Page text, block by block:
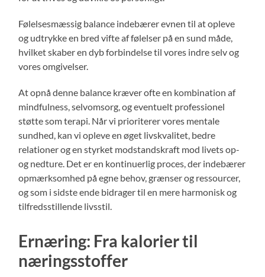
Følelsesmæssig balance indebærer evnen til at opleve
og udtrykke en bred vifte af følelser på en sund måde,
hvilket skaber en dyb forbindelse til vores indre selv og
vores omgivelser.
At opnå denne balance kræver ofte en kombination af
mindfulness, selvomsorg, og eventuelt professionel
støtte som terapi. Når vi prioriterer vores mentale
sundhed, kan vi opleve en øget livskvalitet, bedre
relationer og en styrket modstandskraft mod livets op-
og nedture. Det er en kontinuerlig proces, der indebærer
opmærksomhed på egne behov, grænser og ressourcer,
og som i sidste ende bidrager til en mere harmonisk og
tilfredsstillende livsstil.
Ernæring: Fra kalorier til
næringsstoffer